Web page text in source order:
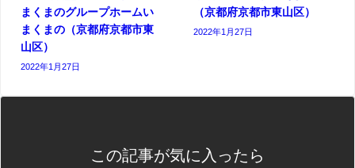
まくまのグループホームい
まくまの（京都府京都市東
山区）
2022年1月27日
（京都府京都市東山区）
2022年1月27日
この記事が気に入ったら